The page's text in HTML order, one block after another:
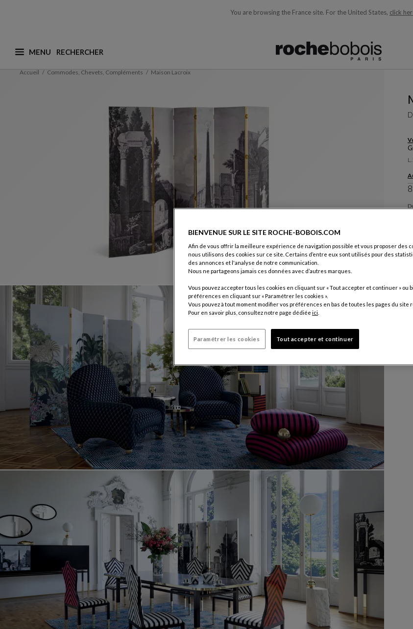
You are browsing the France site. For the United States, click
MENU
Que recherchez-vous ? (nous adaptons les suggestions en fonction de ce que vous recherchez)
Accueil Commodes, Chevets, Compléments Maison Lacroix
BIENVENUE SUR LE SITE ROCHE-BOBOIS.COM
Afin de vous offrir la meilleure expérience de navigation possible et vous proposer des
nous utilisons des cookies sur ce site. Certains d’entre eux sont utilisés pour des
des annonces et l'analyse de notre communication.
Nous ne partageons jamais ces données avec d’autres marques.
Vous pouvez accepter tous les cookies en cliquant sur « Tout accepter et continuer » ou
préférences en cliquant sur « Paramétrer les cookies ».
Vous pouvez à tout moment modifier vos préférences en bas de toutes les pages du site
Pour en savoir plus, consultez notre page dédiée ici
Paramétrer les cookies Tout accepter et continuer